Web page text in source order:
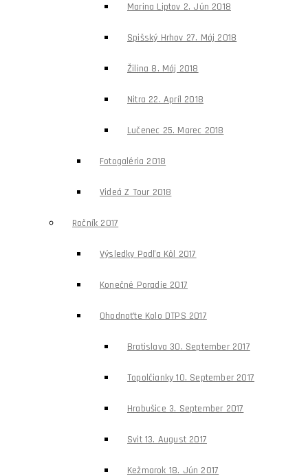
Marina Liptov 2. Jún 2018
Spišský Hrhov 27. Máj 2018
Žilina 8. Máj 2018
Nitra 22. Apríl 2018
Lučenec 25. Marec 2018
Fotogaléria 2018
Videá Z Tour 2018
Ročník 2017
Výsledky Podľa Kôl 2017
Konečné Poradie 2017
Ohodnoťte Kolo DTPS 2017
Bratislava 30. September 2017
Topolčianky 10. September 2017
Hrabušice 3. September 2017
Svit 13. August 2017
Kežmarok 18. Jún 2017